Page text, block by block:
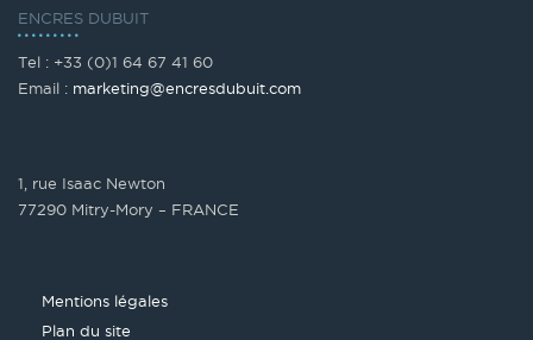
ENCRES DUBUIT
Tel : +33 (0)1 64 67 41 60
Email : marketing@encresdubuit.com
1, rue Isaac Newton
77290 Mitry-Mory – FRANCE
Mentions légales
Plan du site